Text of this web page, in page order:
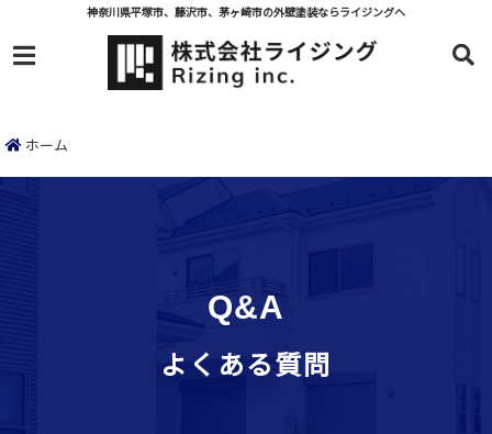
神奈川県平塚市、藤沢市、茅ヶ崎市の外壁塗装ならライジングへ
menu
ホーム
Q&A
よくある質問